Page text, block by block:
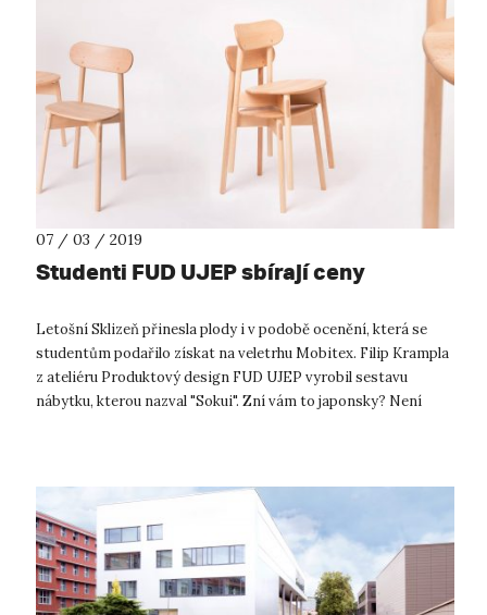
07 / 03 / 2019
Studenti FUD UJEP sbírají ceny
Letošní Sklizeň přinesla plody i v podobě ocenění, která se
studentům podařilo získat na veletrhu Mobitex. Filip Krampla
z ateliéru Produktový design FUD UJEP vyrobil sestavu
nábytku, kterou nazval "Sokui". Zní vám to japonsky? Není